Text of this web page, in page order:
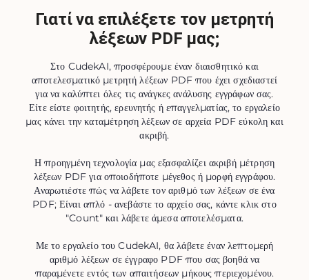
Γιατί να επιλέξετε τον μετρητή
λέξεων PDF μας;
Στο CudekAI, προσφέρουμε έναν διαισθητικό και
αποτελεσματικό μετρητή λέξεων PDF που έχει σχεδιαστεί
για να καλύπτει όλες τις ανάγκες ανάλυσης εγγράφων σας.
Είτε είστε φοιτητής, ερευνητής ή επαγγελματίας, το εργαλείο
μας κάνει την καταμέτρηση λέξεων σε αρχεία PDF εύκολη και
ακριβή.
Η προηγμένη τεχνολογία μας εξασφαλίζει ακριβή μέτρηση
λέξεων PDF για οποιοδήποτε μέγεθος ή μορφή εγγράφου.
Αναρωτιέστε πώς να λάβετε τον αριθμό των λέξεων σε ένα
PDF; Είναι απλό - ανεβάστε το αρχείο σας, κάντε κλικ στο
"Count" και λάβετε άμεσα αποτελέσματα.
Με το εργαλείο του CudekAI, θα λάβετε έναν λεπτομερή
αριθμό λέξεων σε έγγραφο PDF που σας βοηθά να
παραμένετε εντός των απαιτήσεων μήκους περιεχομένου.